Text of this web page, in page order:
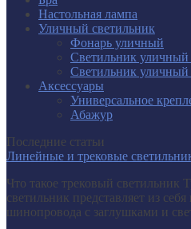
Настольная лампа
Уличный светильник
Фонарь уличный
Светильник
Светильник
Аксессуары
Универсальное
Абажур
Последние статьи
Линейные и трековые
Что такое трековый светильник
светильник представляет из
шинопровода с заглушками и